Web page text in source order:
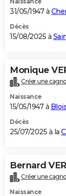
31/05/1947 à
Décès
15/08/2025 à
Monique
Créer une
Naissance
15/05/1947 à
Décès
25/07/2025 à la
Bernard
Créer une
Naissance